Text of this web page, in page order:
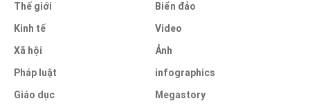
Thế giới
Kinh tế
Xã hội
Pháp luật
Giáo dục
Biển đảo
Video
Ảnh
infographics
Megastory